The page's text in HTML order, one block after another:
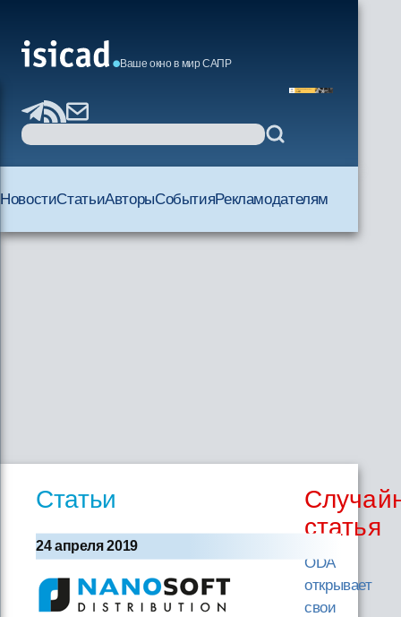
Ваше окно в мир САПР
НовостиСтатьиАвторыСобытияРекламодателям
Статьи
24 апреля 2019
статья
ODA
открывает
свои